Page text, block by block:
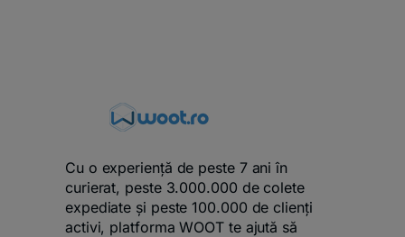
Cu o experiență de peste 7 ani în
curierat, peste 3.000.000 de colete
expediate și peste 100.000 de clienți
activi, platforma WOOT te ajută să